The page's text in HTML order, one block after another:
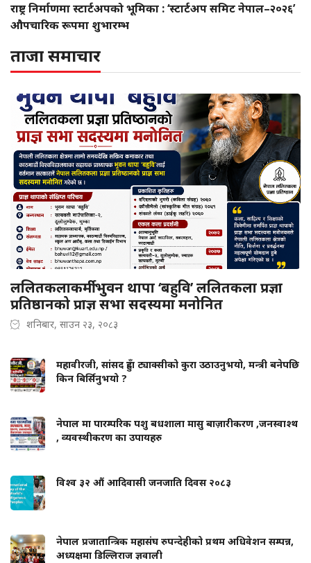
राष्ट्र निर्माणमा स्टार्टअपको भूमिका : ‘स्टार्टअप समिट नेपाल–२०२६’
औपचारिक रूपमा शुभारम्भ
ताजा समाचार
ललितकलाकर्मी भुवन थापा ‘बहुवि’ ललितकला प्रज्ञा
प्रतिष्ठानको प्राज्ञ सभा सदस्यमा मनोनित
शनिबार, साउन २३, २०८३
महावीरजी, सांसद हुँदा ट्याक्सीको कुरा उठाउनुभयो, मन्त्री बनेपछि
किन बिर्सिनुभयो ?
नेपाल मा पारम्परिक पशु बधशाला मासु बाज़ारीकरण ,जनस्वाश्थ
, व्यवस्थीकरण का उपायहरु
विश्व ३२ औं आदिवासी जनजाति दिवस २०८३
नेपाल प्रजातान्त्रिक महासंघ रुपन्देहीको प्रथम अधिवेशन सम्पन्न,
अध्यक्षमा डिल्लिराज ज्ञवाली